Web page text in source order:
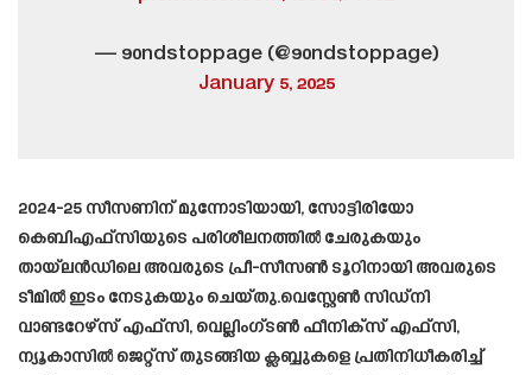
— 90ndstoppage (@90ndstoppage)
January 5, 2025
2024-25 സീസണിന് മുന്നോടിയായി, സോട്ടിരിയോ
കെബിഎഫ്‌സിയുടെ പരിശീലനത്തിൽ ചേരുകയും
തായ്‌ലൻഡിലെ അവരുടെ പ്രീ-സീസൺ ടൂറിനായി അവരുടെ
ടീമിൽ ഇടം നേടുകയും ചെയ്തു.വെസ്റ്റേൺ സിഡ്‌നി
വാണ്ടറേഴ്‌സ് എഫ്‌സി, വെല്ലിംഗ്ടൺ ഫീനിക്‌സ് എഫ്‌സി,
ന്യൂകാസിൽ ജെറ്റ്‌സ് തുടങ്ങിയ ക്ലബ്ബുകളെ പ്രതിനിധീകരിച്ച്